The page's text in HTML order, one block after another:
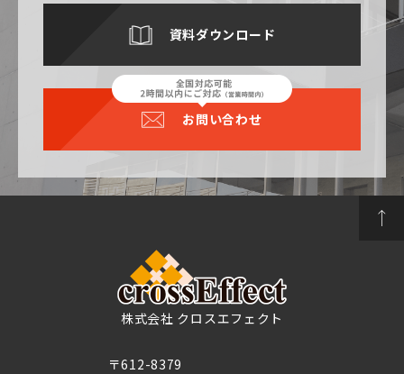
資料ダウンロード
お問い合わせ
株式会社 クロスエフェクト
〒612-8379